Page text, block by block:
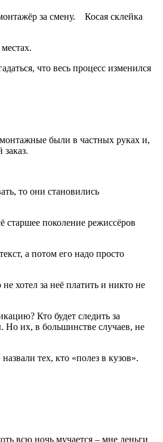
за смену. Косая склейка
что весь процесс изменился
были в частных руках и,
то они становились
старшее поколение режиссёров
а потом его надо просто
хотел за неё платить и никто не
Кто будет следить за
Но их, в большинстве случаев, не
тех, кто «полез в кузов».
всю ночь мучается – мне деньги